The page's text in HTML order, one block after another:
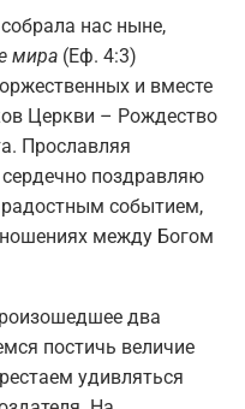
нас ныне,
мира (Еф. 4:3)
и вместе
Церкви – Рождество
Прославляя
поздравляю
радостным событием,
между Богом
два
постичь величие
удивляться